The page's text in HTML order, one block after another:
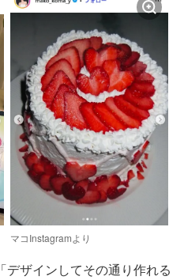
マコInstagramより
デザインしてその通り作れる